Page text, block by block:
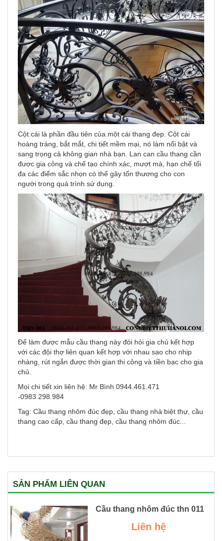
Cột cái là phần đầu tiên của một cái thang đẹp. Cột cái
hoàng tráng, bắt mắt, chi tiết mềm mại, nó làm nổi bật và
sang trọng cả không gian nhà bạn. Lan can cầu thang cần
được gia công và chế tạo chính xác, mượt mà, hạn chế tối
đa các điểm sắc nhọn có thể gây tổn thương cho con
người trong quá trình sử dụng.
Để làm được mẫu cầu thang này đòi hỏi gia chủ kết hợp
với các đội thợ liên quan kết hợp với nhau sao cho nhịp
nhàng, rút ngắn được thời gian thi công và tiền bạc cho gia
chủ.
Mọi chi tiết xin liên hệ: Mr Bình 0944.461.471
-0983.298.984
Tag: Cầu thang nhôm đúc đẹp, cầu thang nhà biệt thự, cầu
thang cao cấp, cầu thang đẹp, cầu thang nhôm đúc...
SẢN PHẨM LIÊN QUAN
Cầu thang nhôm đúc thn 011
Liên hệ